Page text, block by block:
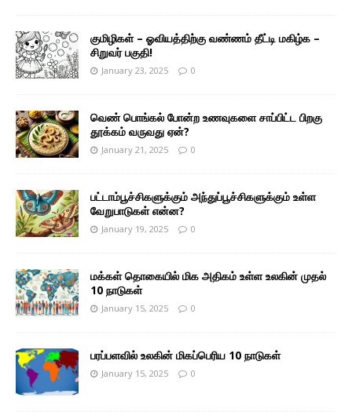
குமிழிகள் – ஓவியத்திற்கு வண்ணம் தீட்டி மகிழ்க –
சிறுவர் பகுதி!
January 23, 2025 0
வெண் பொங்கல் போன்ற உணவுகளை சாப்பிட்ட பிறகு
தூக்கம் வருவது ஏன்?
January 21, 2025 0
பட்டாம்பூச்சிகளுக்கும் அந்துப்பூச்சிகளுக்கும் உள்ள
வேறுபாடுகள் என்ன?
January 19, 2025 0
மக்கள் தொகையில் மிக அதிகம் உள்ள உலகின் முதல்
10 நாடுகள்
January 15, 2025 0
பரப்பளவில் உலகின் மிகப்பெரிய 10 நாடுகள்
January 15, 2025 0